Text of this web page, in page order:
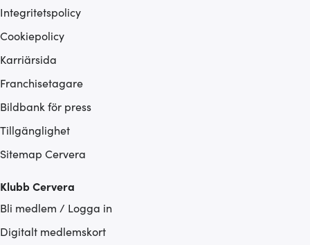
Integritetspolicy
Cookiepolicy
Karriärsida
Franchisetagare
Bildbank för press
Tillgänglighet
Sitemap Cervera
Klubb Cervera
Bli medlem / Logga in
Digitalt medlemskort